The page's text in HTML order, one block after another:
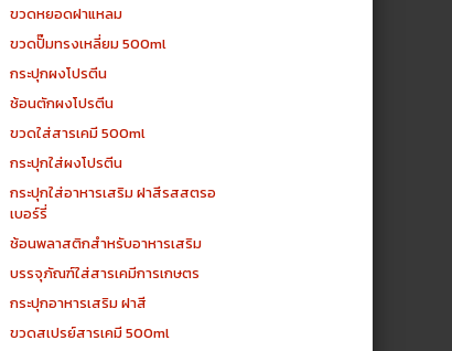
ขวดหยอดฝาแหลม
ขวดปั๊มทรงเหลี่ยม 500ml
กระปุกผงโปรตีน
ช้อนตักผงโปรตีน
ขวดใส่สารเคมี 500ml
กระปุกใส่ผงโปรตีน
กระปุกใส่อาหารเสริม ฝาสีรสสตรอ
เบอร์รี่
ช้อนพลาสติกสำหรับอาหารเสริม
บรรจุภัณฑ์ใส่สารเคมีการเกษตร
กระปุกอาหารเสริม ฝาสี
ขวดสเปรย์สารเคมี 500ml